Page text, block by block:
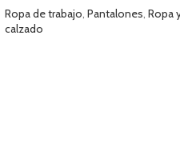
Ropa de trabajo, Pantalones, Ropa
calzado